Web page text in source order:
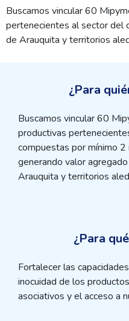
Buscamos vincular 60
pertenecientes al sector del
de Arauquita y territorios
¿Para
Buscamos vincular 60
productivas
compuestas por mínimo
generando valor
Arauquita y territorios
¿Para
Fortalecer las
inocuidad de los
asociativos y el acceso a